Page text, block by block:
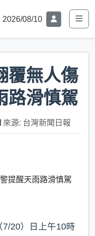
2026/08/10
覆無人傷
路滑慎駕
來源: 台灣新聞日報
20）日上午10時